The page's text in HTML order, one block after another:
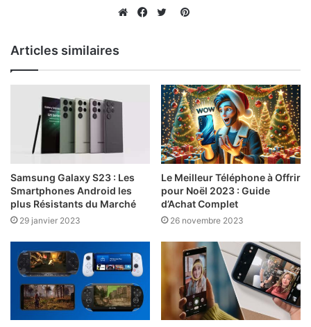
Pinterest
Articles similaires
Samsung Galaxy S23 : Les
Smartphones Android les
plus Résistants du Marché
29 janvier 2023
Le Meilleur Téléphone à Offrir
pour Noël 2023 : Guide
d’Achat Complet
26 novembre 2023